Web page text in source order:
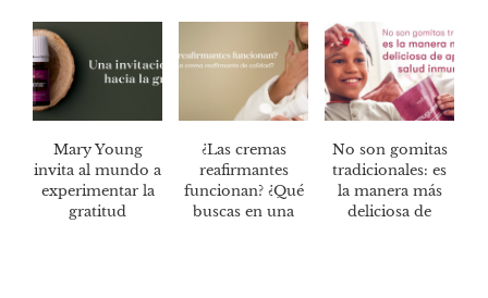
Mary Young
invita al mundo a
experimentar la
gratitud
¿Las cremas
reafirmantes
funcionan? ¿Qué
buscas en una
No son gomitas
tradicionales: es
la manera más
deliciosa de